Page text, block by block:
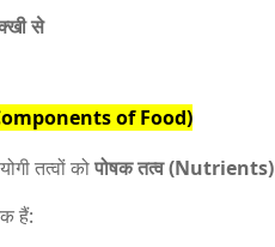
से
of Food)
तत्वों कोपोषक तत्व (Nutrients)
हैं: